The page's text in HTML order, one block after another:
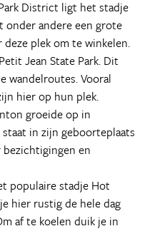
District ligt het stadje
onder andere een grote
deze plek om te winkelen.
Jean State Park. Dit
wandelroutes. Vooral
hier op hun plek.
groeide op in
in zijn geboorteplaats
en
populaire stadje Hot
hier rustig de hele dag
af te koelen duik je in